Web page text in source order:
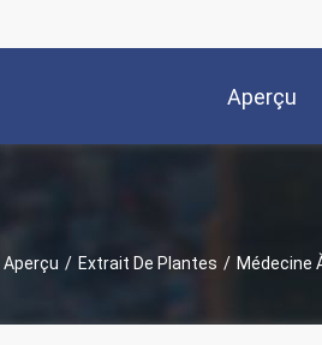
Aperçu
Aperçu / Extrait De Plantes / Médecine